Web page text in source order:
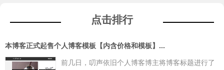
点击排行
本博客正式起售个人博客模板【内含价格和模板】...
前几日，叨声依旧个人博客博主将博客标题进行了